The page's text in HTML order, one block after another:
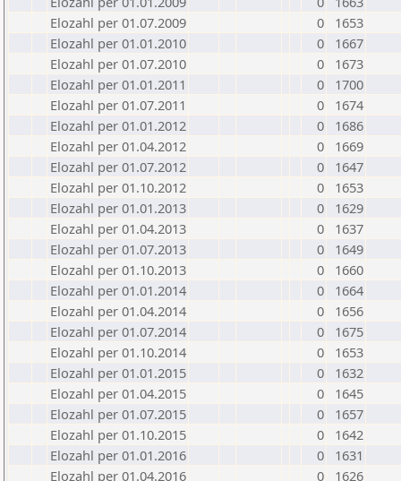
Elozahl per 01.07.2009
0
1653
Elozahl per 01.01.2010
0
1667
Elozahl per 01.07.2010
0
1673
Elozahl per 01.01.2011
0
1700
Elozahl per 01.07.2011
0
1674
Elozahl per 01.01.2012
0
1686
Elozahl per 01.04.2012
0
1669
Elozahl per 01.07.2012
0
1647
Elozahl per 01.10.2012
0
1653
Elozahl per 01.01.2013
0
1629
Elozahl per 01.04.2013
0
1637
Elozahl per 01.07.2013
0
1649
Elozahl per 01.10.2013
0
1660
Elozahl per 01.01.2014
0
1664
Elozahl per 01.04.2014
0
1656
Elozahl per 01.07.2014
0
1675
Elozahl per 01.10.2014
0
1653
Elozahl per 01.01.2015
0
1632
Elozahl per 01.04.2015
0
1645
Elozahl per 01.07.2015
0
1657
Elozahl per 01.10.2015
0
1642
Elozahl per 01.01.2016
0
1631
Elozahl per 01.04.2016
0
1626